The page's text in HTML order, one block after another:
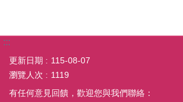
:::
更新日期
115-08-07
瀏覽人次
1119
有任何意見回饋，歡迎您與我們聯絡：